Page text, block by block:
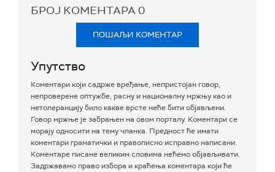
БРОЈ КОМЕНТАРА0
ПОШАЉИ КОМЕНТАР
Упутство
Коментари који садрже вређање, непристојан говор,
непроверене оптужбе, расну и националну мржњу као и
нетолеранцију било какве врсте неће бити објављени.
Говор мржње је забрањен на овом порталу. Коментари се
морају односити на тему чланка. Предност ће имати
коментари граматички и правописно исправно написани.
Коментаре писане великим словима нећемо објављивати.
Задржавамо право избора и краћења коментара који ће